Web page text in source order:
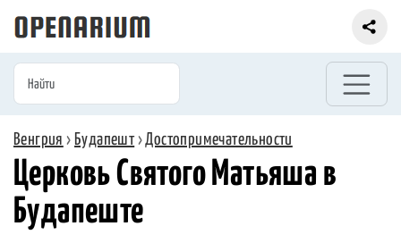
Венгрия › Будапешт›Достопримечательности
Церковь Святого Матьяша в
Будапеште